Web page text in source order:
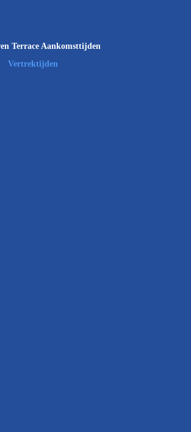
Terrace Aankomsttijden
Vertrektijden